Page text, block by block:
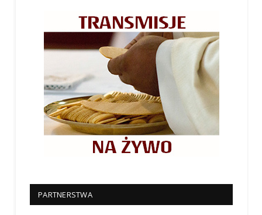
PARTNERSTWA